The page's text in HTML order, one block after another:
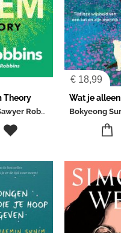
Theory
Mel Robbins-Sawyer Robbins
€18,99
Bokyeong